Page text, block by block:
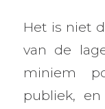
Het is niet
van de
miniem
publiek,